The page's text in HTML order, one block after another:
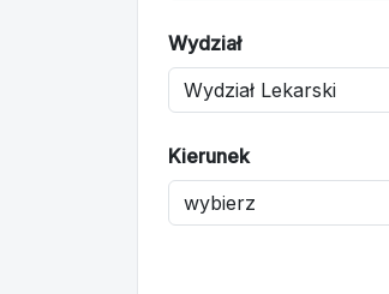
Wydział
Kierunek